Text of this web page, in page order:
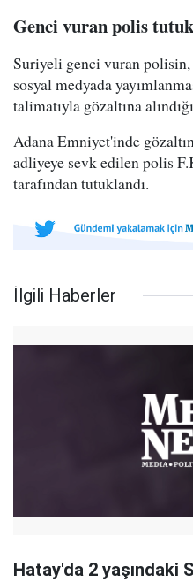
Genci vuran polis
Suriyeli genci vuran
sosyal medyada
talimatıyla gözaltına
Adana Emniyet'inde
adliyeye sevk edilen polis
tarafından tutuklandı.
İlgili Haberler
Hatay'da 2 yaşındaki